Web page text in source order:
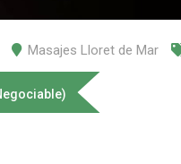
Masajes Lloret de Mar